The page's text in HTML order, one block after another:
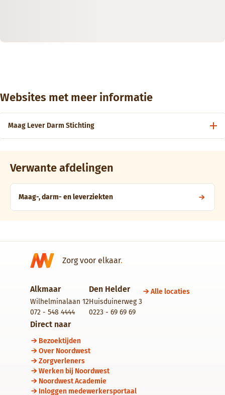
Websites met meer informatie
Maag Lever Darm Stichting
Verwante afdelingen
Maag-, darm- en leverziekten
Zorg voor elkaar.
Alkmaar
Wilhelminalaan 12
072 - 548 4444
Den Helder
Huisduinerweg 3
0223 - 69 69 69
Alle locaties
Direct naar
Bezoektijden
Over Noordwest
Zorgverleners
Werken bij Noordwest
Noordwest Academie
Inloggen medewerkersportaal